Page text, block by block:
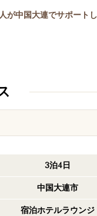
が中国大連でサポートし
3泊4日
中国大連市
宿泊ホテルラウンジ